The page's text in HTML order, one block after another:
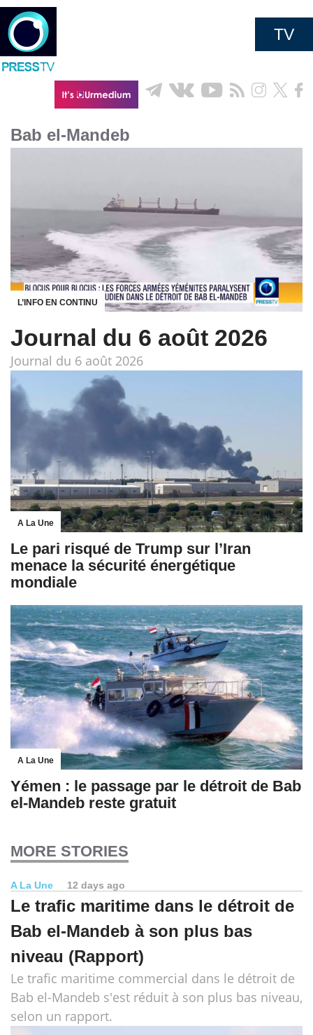
TV
Bab el-Mandeb
L’INFO EN CONTINU
Journal du 6 août 2026
Journal du 6 août 2026
A La Une
Le pari risqué de Trump sur l’Iran
menace la sécurité énergétique
mondiale
A La Une
Yémen : le passage par le détroit de Bab
el-Mandeb reste gratuit
MORE STORIES
A La Une 12 days ago
Le trafic maritime dans le détroit de
Bab el-Mandeb à son plus bas
niveau (Rapport)
Le trafic maritime commercial dans le détroit de
Bab el-Mandeb s'est réduit à son plus bas niveau,
selon un rapport.